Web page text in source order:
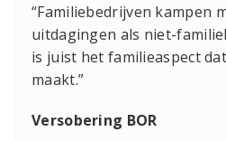
“Familiebedrijven kampen
uitdagingen als niet-
is juist het familieaspect
maakt.”
Versobering BOR